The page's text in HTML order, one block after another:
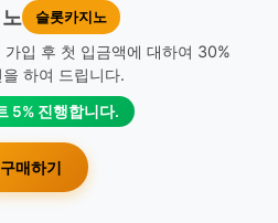
슬롯카지노
입 후 첫 입금액에 대하여 30%
하여 드립니다.
5% 진행합니다.
구매하기